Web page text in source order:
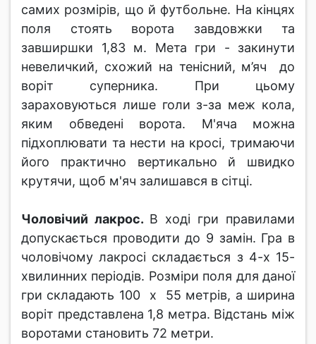
самих розмірів, що й футбольне. На кінцях
поля стоять ворота завдовжки та
завширшки 1,83 м. Мета гри - закинути
невеличкий, схожий на тенісний, м’яч до
воріт суперника. При цьому
зараховуються лише голи з-за меж кола,
яким обведені ворота. М'яча можна
підхоплювати та нести на кросі, тримаючи
його практично вертикально й швидко
крутячи, щоб м'яч залишався в сітці.
Чоловічий лакрос. В ході гри правилами
допускається проводити до 9 замін. Гра в
чоловічому лакросі складається з 4-х 15-
хвилинних періодів. Розміри поля для даної
гри складають 100 х 55 метрів, а ширина
воріт представлена 1,8 метра. Відстань між
воротами становить 72 метри.